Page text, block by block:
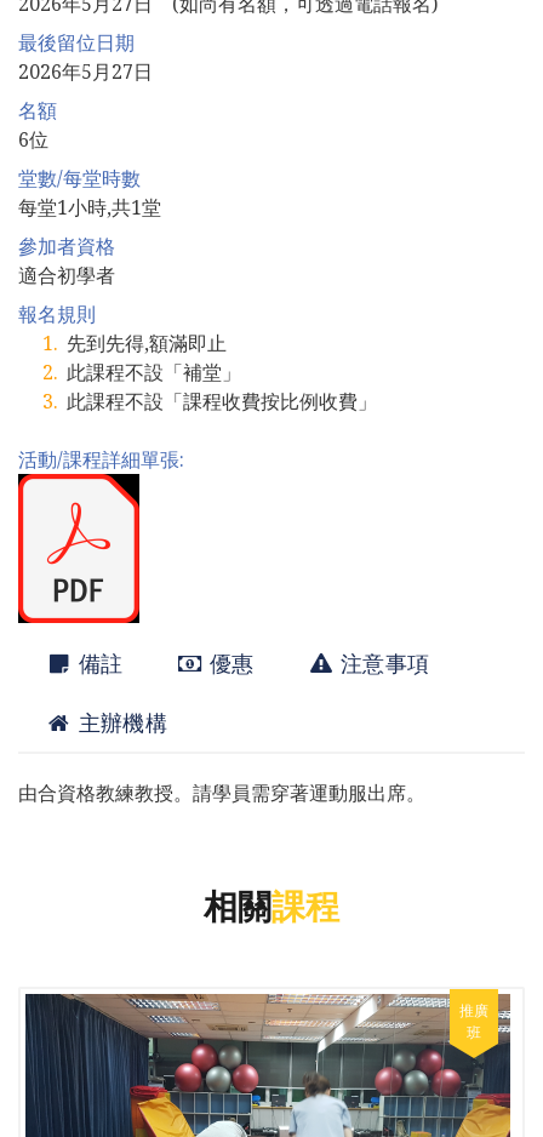
最後留位日期
2026年5月27日
名額
6位
堂數/每堂時數
每堂1小時,共1堂
參加者資格
適合初學者
報名規則
先到先得,額滿即止
此課程不設「補堂」
此課程不設「課程收費按比例收費」
活動/課程詳細單張:
備註 優惠 注意事項
主辦機構
由合資格教練教授。請學員需穿著運動服出席。
相關課程